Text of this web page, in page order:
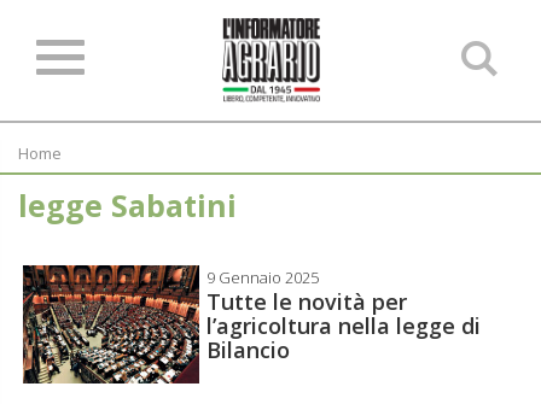
Home
legge Sabatini
9 Gennaio 2025
Tutte le novità per
l’agricoltura nella legge di
Bilancio